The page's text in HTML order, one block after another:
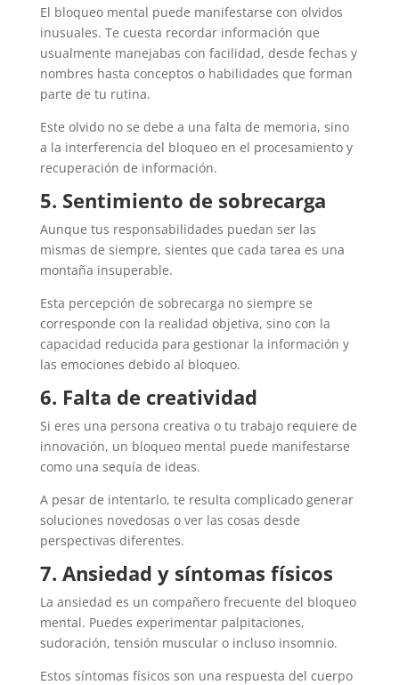
El bloqueo mental puede manifestarse con olvidos
inusuales. Te cuesta recordar información que
usualmente manejabas con facilidad, desde fechas y
nombres hasta conceptos o habilidades que forman
parte de tu rutina.
Este olvido no se debe a una falta de memoria, sino
a la interferencia del bloqueo en el procesamiento y
recuperación de información.
5. Sentimiento de sobrecarga
Aunque tus responsabilidades puedan ser las
mismas de siempre, sientes que cada tarea es una
montaña insuperable.
Esta percepción de sobrecarga no siempre se
corresponde con la realidad objetiva, sino con la
capacidad reducida para gestionar la información y
las emociones debido al bloqueo.
6. Falta de creatividad
Si eres una persona creativa o tu trabajo requiere de
innovación, un bloqueo mental puede manifestarse
como una sequía de ideas.
A pesar de intentarlo, te resulta complicado generar
soluciones novedosas o ver las cosas desde
perspectivas diferentes.
7. Ansiedad y síntomas físicos
La ansiedad es un compañero frecuente del bloqueo
mental. Puedes experimentar palpitaciones,
sudoración, tensión muscular o incluso insomnio.
Estos síntomas físicos son una respuesta del cuerpo